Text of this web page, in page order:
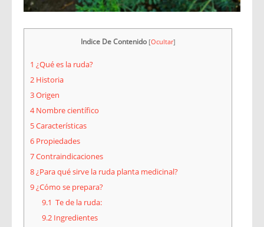
Indice De Contenido [Ocultar]
1 ¿Qué es la ruda?
2 Historia
3Origen
4Nombre científico
5Características
6 Propiedades
7Contraindicaciones
8¿Para qué sirve la ruda planta medicinal?
9¿Cómo se prepara?
9.1 Te de la ruda:
9.2Ingredientes